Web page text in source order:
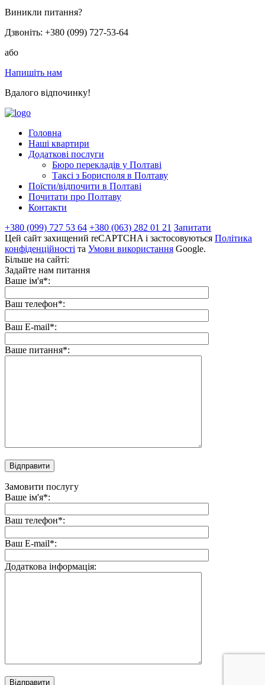
Виникли питання?
Дзвоніть: +380 (099) 727-53-64
або
Напишіть нам
Вдалого відпочинку!
Головна
Наші квартири
Додаткові послуги
Бюро перекладів у Полтаві
Таксі з Борисполя в Полтаву
Поїсти/відпочити в Полтаві
Почитати про Полтаву
Контакти
+380 (099) 727 53 64 +380 (063) 282 01 21 Запитати
Цей сайт захищений reCAPTCHA і застосовуються Політика
конфіденційності та Умови використання Google.
Більше на сайті:
Задайте нам питання
Ваше ім'я*:
Ваш телефон*:
Ваш E-mail*:
Ваше питання*:
Замовити послугу
Ваше ім'я*:
Ваш телефон*:
Ваш E-mail*:
Додаткова інформація: